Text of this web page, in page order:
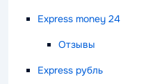
Express money 24
Отзывы
Express рубль